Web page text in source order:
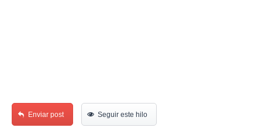
Enviar post Seguir este hilo